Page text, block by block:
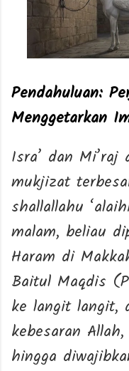
Pendahuluan:
Menggetarkan
Isra’ dan
mukjizat
shallallahu
malam, beliau
Haram di
Baitul Maqdis
ke langit langit,
kebesaran
hingga